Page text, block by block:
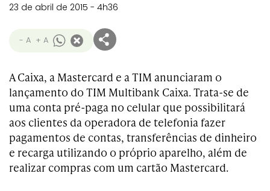
23 de abril de 2015 - 4h36
- A + A
A Caixa, a Mastercard e a TIM anunciaram o
lançamento do TIM Multibank Caixa. Trata-se de
uma conta pré-paga no celular que possibilitará
aos clientes da operadora de telefonia fazer
pagamentos de contas, transferências de dinheiro
e recarga utilizando o próprio aparelho, além de
realizar compras com um cartão Mastercard.